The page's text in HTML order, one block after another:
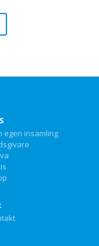
egen insamling